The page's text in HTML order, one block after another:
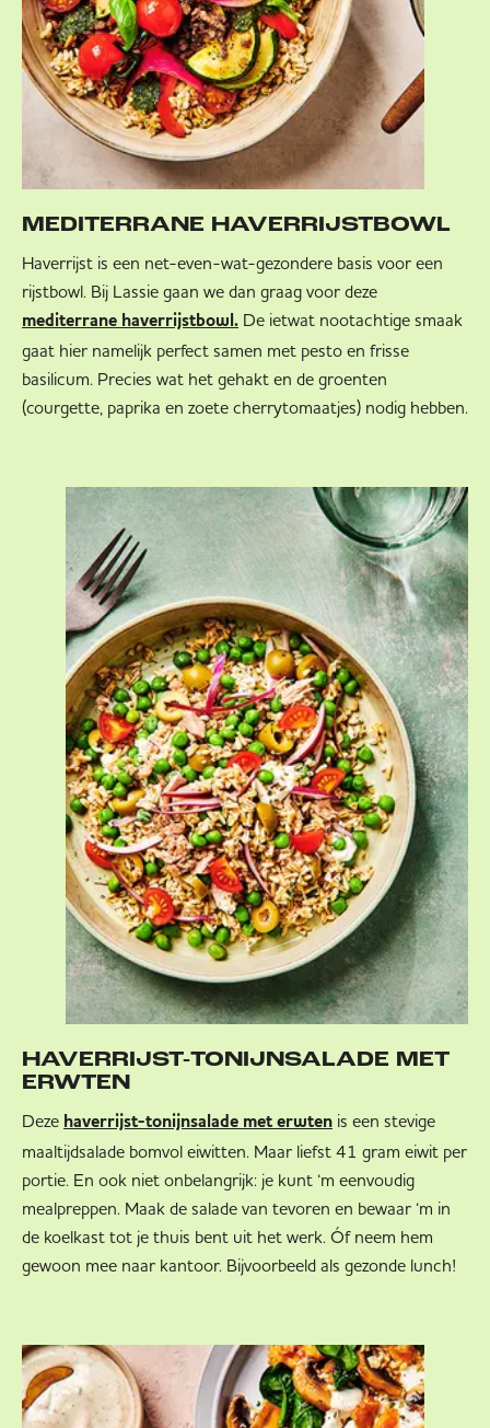
MEDITERRANE HAVERRIJSTBOWL
Haverrijst is een net-even-wat-gezondere basis voor een
rijstbowl. Bij Lassie gaan we dan graag voor deze
mediterrane haverrijstbowl. De ietwat nootachtige smaak
gaat hier namelijk perfect samen met pesto en frisse
basilicum. Precies wat het gehakt en de groenten
(courgette, paprika en zoete cherrytomaatjes) nodig hebben.
HAVERRIJST-TONIJNSALADE MET
ERWTEN
Deze haverrijst-tonijnsalade met erwten is een stevige
maaltijdsalade bomvol eiwitten. Maar liefst 41 gram eiwit per
portie. En ook niet onbelangrijk: je kunt ‘m eenvoudig
mealpreppen. Maak de salade van tevoren en bewaar ‘m in
de koelkast tot je thuis bent uit het werk. Óf neem hem
gewoon mee naar kantoor. Bijvoorbeeld als gezonde lunch!